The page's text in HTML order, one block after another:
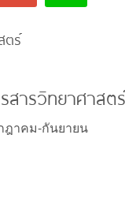
ตร์
สารวิทยาศาส
ฎาคม-กันยายน